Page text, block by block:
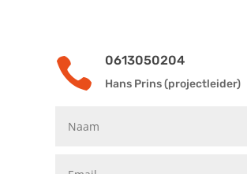
 0613050204
Hans Prins (projectleider)